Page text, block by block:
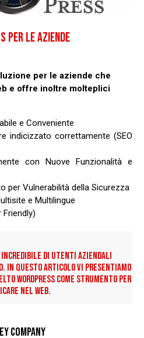
PER LE AZIENDE
per le aziende che
e offre inoltre molteplici
e Conveniente
indicizzato correttamente (SEO
con Nuove Funzionalità e
per Vulnerabilità della Sicurezza
e Multilingue
Friendly)
INCREDIBILE DI UTENTI AZIENDALI
IN QUESTO ARTICOLO VI PRESENTIAMO
WORDPRESS COME STRUMENTO PER
NEL WEB.
COMPANY